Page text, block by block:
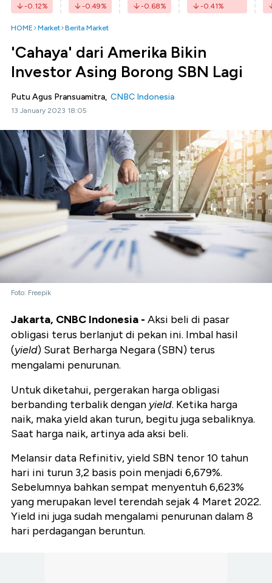
-0.12% -0.49% -0.68% -0.41%
HOME Market Berita Market
'Cahaya' dari Amerika Bikin
Investor Asing Borong SBN Lagi
Putu Agus Pransuamitra, CNBC Indonesia
13 January 2023 18:05
Foto: Freepik
Jakarta, CNBC Indonesia - Aksi beli di pasar
obligasi terus berlanjut di pekan ini. Imbal hasil
(yield) Surat Berharga Negara (SBN) terus
mengalami penurunan.
Untuk diketahui, pergerakan harga obligasi
berbanding terbalik dengan yield. Ketika harga
naik, maka yield akan turun, begitu juga sebaliknya.
Saat harga naik, artinya ada aksi beli.
Melansir data Refinitiv, yield SBN tenor 10 tahun
hari ini turun 3,2 basis poin menjadi 6,679%.
Sebelumnya bahkan sempat menyentuh 6,623%
yang merupakan level terendah sejak 4 Maret 2022.
Yield ini juga sudah mengalami penurunan dalam 8
hari perdagangan beruntun.